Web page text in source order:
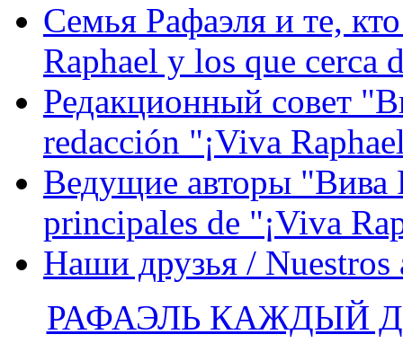
Семья Рафаэля и те,
Raphael y los que cerca
Редакционный совет
redacción "¡Viva
Ведущие авторы "Вива
principales de "¡Viva
Наши друзья / Nuestros
РАФАЭЛЬ КАЖДЫЙ